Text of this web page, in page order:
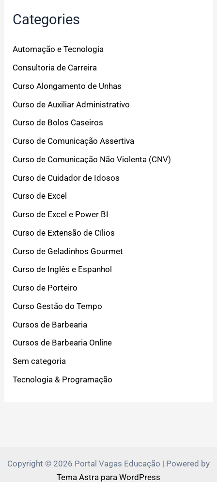
Categories
Automação e Tecnologia
Consultoria de Carreira
Curso Alongamento de Unhas
Curso de Auxiliar Administrativo
Curso de Bolos Caseiros
Curso de Comunicação Assertiva
Curso de Comunicação Não Violenta (CNV)
Curso de Cuidador de Idosos
Curso de Excel
Curso de Excel e Power BI
Curso de Extensão de Cílios
Curso de Geladinhos Gourmet
Curso de Inglês e Espanhol
Curso de Porteiro
Curso Gestão do Tempo
Cursos de Barbearia
Cursos de Barbearia Online
Sem categoria
Tecnologia & Programação
Copyright © 2026 Portal Vagas Educação | Powered by
Tema Astra para WordPress